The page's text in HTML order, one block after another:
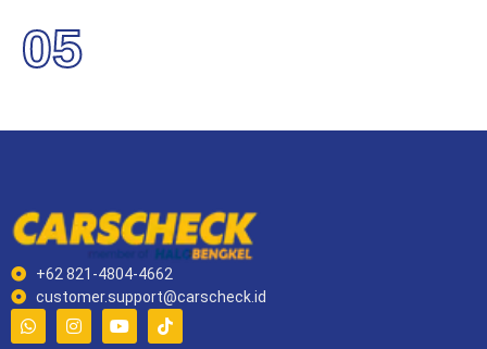
05
+62 821-4804-4662
customer.support@carscheck.id